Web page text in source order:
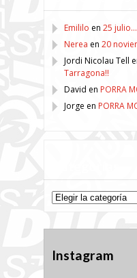
Emililo en 25 julio…
Nerea en 20
Jordi Nicolau Tell
Tarragona!!
David en PORRA
Jorge en PORRA
Categorías
Instagram